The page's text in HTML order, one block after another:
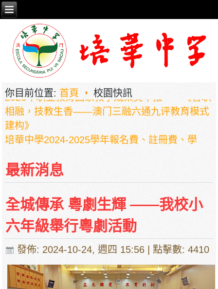
你目前位置: 首頁 校園快訊
2026年职业教育国家教学成果奖申报——《普职
相融，技教生香——澳门三融六通九评教育模式
建构》
培華中學2024-2025學年報名費、註冊費、學
項目
培華中學收費項目一覽表
最新消息
全城傳承 粵劇生輝 ——我校小
六年級舉行粵劇活動
發佈: 2024-10-24, 週四 15:56 | 點擊數: 4410